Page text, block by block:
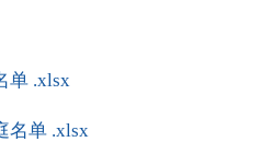
单 .xlsx
名单 .xlsx